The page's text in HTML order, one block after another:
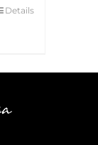
Details